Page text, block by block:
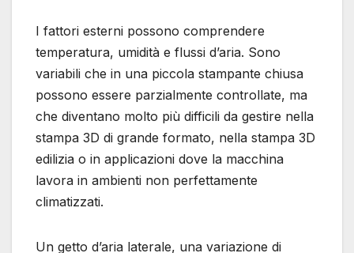
I fattori esterni possono comprendere
temperatura, umidità e flussi d’aria. Sono
variabili che in una piccola stampante chiusa
possono essere parzialmente controllate, ma
che diventano molto più difficili da gestire nella
stampa 3D di grande formato, nella stampa 3D
edilizia o in applicazioni dove la macchina
lavora in ambienti non perfettamente
climatizzati.
Un getto d’aria laterale, una variazione di